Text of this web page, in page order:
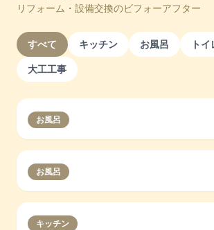
リフォーム・設備交換のビフォーアフター
すべて キッチン お風呂 トイ
大工工事
お風呂
お風呂
キッチン